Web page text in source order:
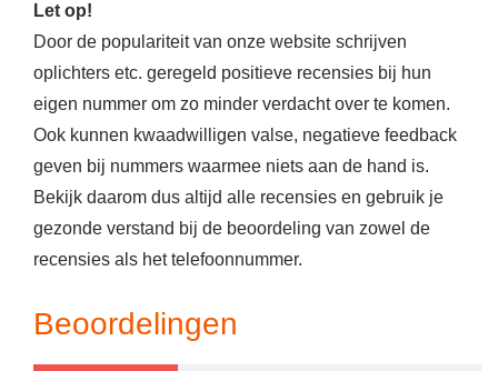
Let op!
Door de populariteit van onze website schrijven
oplichters etc. geregeld positieve recensies bij hun
eigen nummer om zo minder verdacht over te komen.
Ook kunnen kwaadwilligen valse, negatieve feedback
geven bij nummers waarmee niets aan de hand is.
Bekijk daarom dus altijd alle recensies en gebruik je
gezonde verstand bij de beoordeling van zowel de
recensies als het telefoonnummer.
Beoordelingen